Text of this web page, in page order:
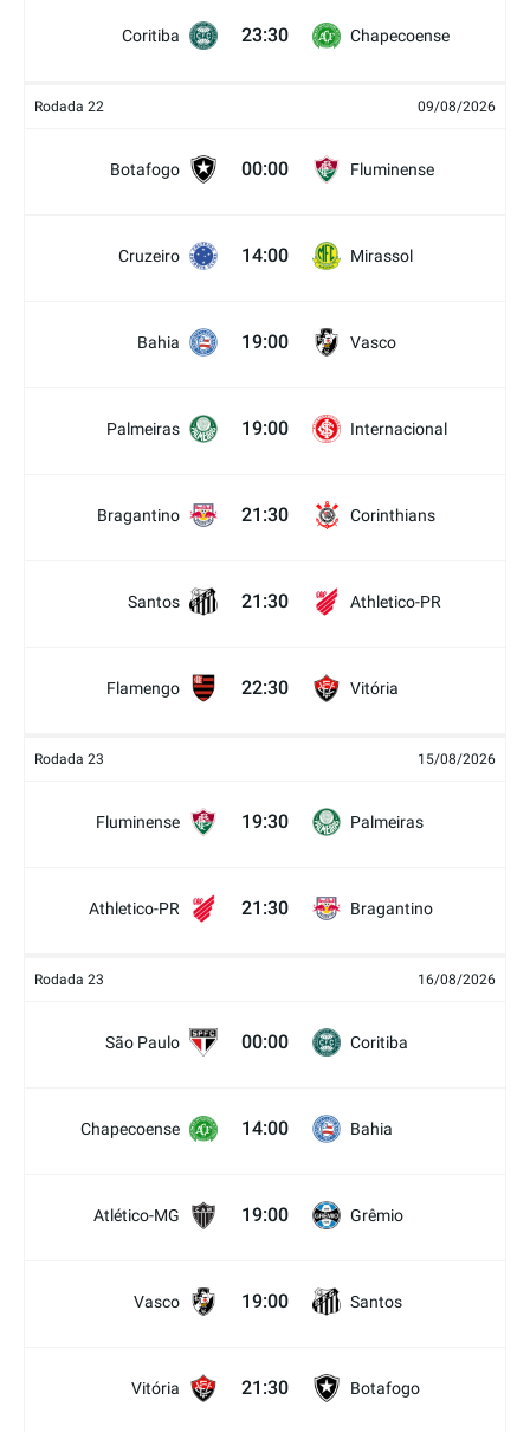
Coritiba 23:30 Chapecoense
Rodada 22 09/08/2026
Botafogo 00:00 Fluminense
Cruzeiro 14:00 Mirassol
Bahia 19:00 Vasco
Palmeiras 19:00 Internacional
Bragantino 21:30 Corinthians
Santos 21:30 Athletico-PR
Flamengo 22:30 Vitória
Rodada 23 15/08/2026
Fluminense 19:30 Palmeiras
Athletico-PR 21:30 Bragantino
Rodada 23 16/08/2026
São Paulo 00:00 Coritiba
Chapecoense 14:00 Bahia
Atlético-MG 19:00 Grêmio
Vasco 19:00 Santos
Vitória 21:30 Botafogo